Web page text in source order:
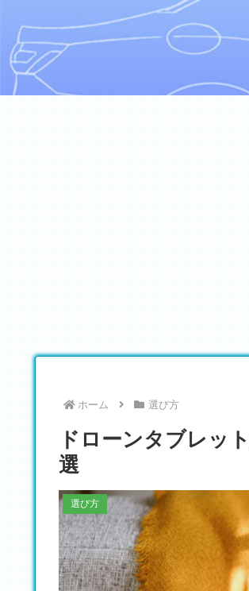
ホーム 選び方
ドローンタブレッ
選
選び方